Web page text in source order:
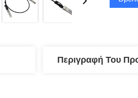
Περιγραφή Του